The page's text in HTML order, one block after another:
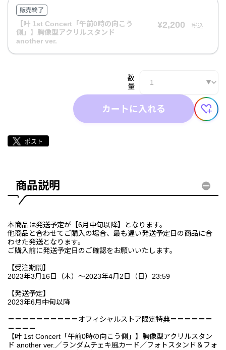
販売終了
【叶 1st Concert「午前0時の向こう
側」】胸像型アクリルスタンド
another ver.
¥2,200 税込
数
量
カートに入れる
商品説明
本商品は発送予定が【6月中旬以降】となります。
他商品と合わせてご購入の場合、最も遅い発送予定日の商品に合
わせた発送となります。
ご購入前に発送予定日のご確認をお願いいたします。
【受注期間】
2023年3月16日（木）～2023年4月2日（日）23:59
【発送予定】
2023年6月中旬以降
＝＝＝＝＝＝＝＝＝＝オフィシャルストア限定特典＝＝＝＝＝＝
＝＝＝＝
【叶 1st Concert「午前0時の向こう側」】胸像型アクリルスタン
ド another ver.／ランダムチェキ風カード／フォトスタンド＆フォ